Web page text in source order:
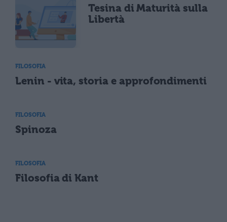
Tesina di Maturità sulla
Libertà
FILOSOFIA
Lenin - vita, storia e approfondimenti
FILOSOFIA
Spinoza
FILOSOFIA
Filosofia di Kant